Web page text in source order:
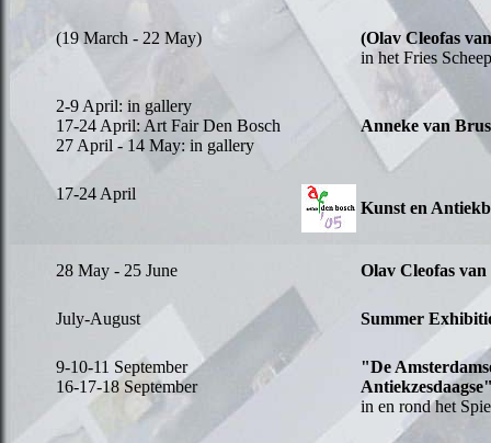
(19 March - 22 May)
(Olav Cleofas
in het Fries
2-9 April: in gallery
17-24 April: Art Fair Den Bosch
27 April - 14 May: in gallery
Anneke van
17-24 April
Kunst en
28 May - 25 June Olav Cleofas
July-August Summer
9-10-11 September
16-17-18 September
"De
in en rond het